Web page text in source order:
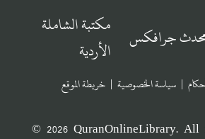
جرافكس
مكتبة الشاملة
الأردية
© 2026 QuranOnlineLibrary. All
| سياسة الخصوصية | خريطة الموقع